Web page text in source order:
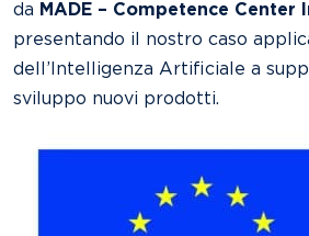
da MADE – Competence Center
presentando il nostro caso
dell’Intelligenza Artificiale a
sviluppo nuovi prodotti.